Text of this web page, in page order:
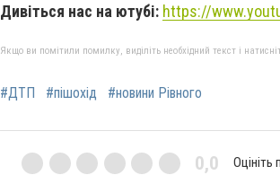
Дивіться нас на ютубі: https://
Якщо ви помітили помилку, виділіть необхідний текст і
#ДТП #пішохід #новини Рівного
0,0